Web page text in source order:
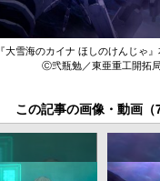
『大雪海のカイナ ほしのけんじゃ
Ⓒ弐瓶勉／東亜重工開拓
この記事の画像・動画（7